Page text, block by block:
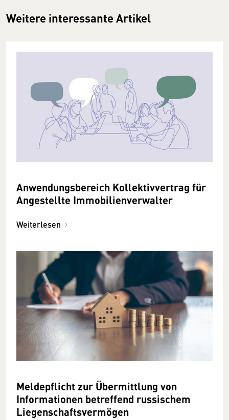
Weitere interessante Artikel
Anwendungsbereich Kollektivvertrag für
Angestellte Immobilienverwalter
Weiterlesen
Meldepflicht zur Übermittlung von
Informationen betreffend russischem
Liegenschaftsvermögen